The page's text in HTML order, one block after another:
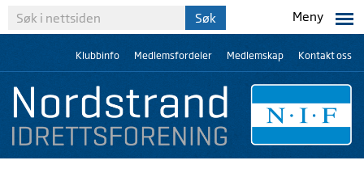
Meny
Klubbinfo Medlemsfordeler Medlemskap Kontakt oss